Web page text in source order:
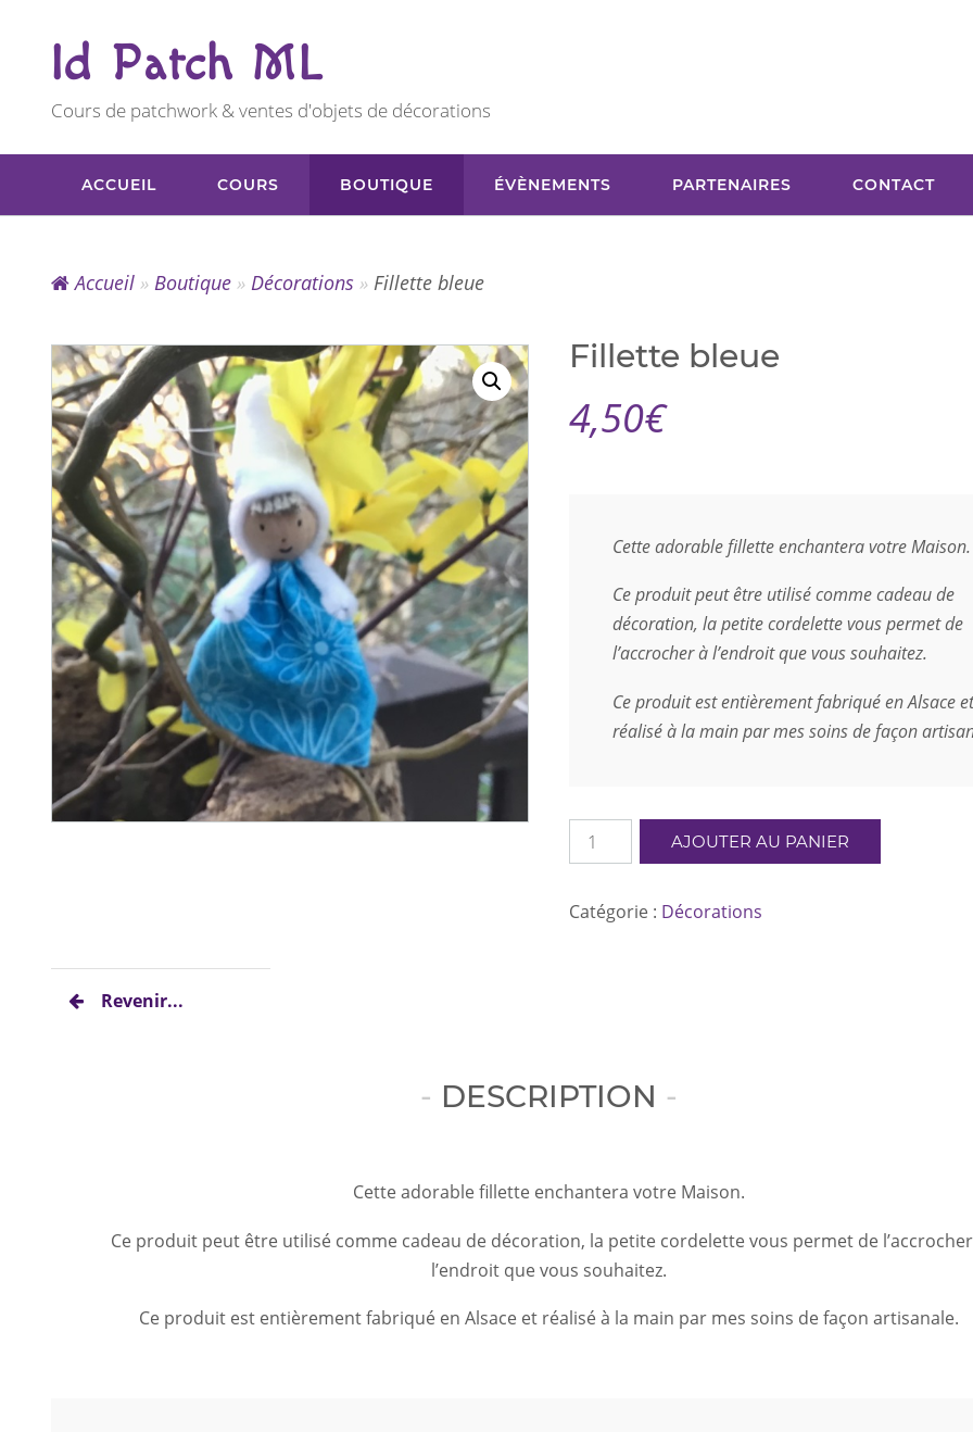
Id Patch ML
Cours de patchwork & ventes d'objets de décorations
ACCUEIL COURS BOUTIQUE ÉVÈNEMENTS PARTENAIRES CONTACT
Accueil » Boutique » Décorations » Fillette bleue
Fillette bleue
4,50€
Cette adorable fillette enchantera votre Maison.
Ce produit peut être utilisé comme cadeau de
décoration, la petite cordelette vous permet de
l’accrocher à l’endroit que vous souhaitez.
Ce produit est entièrement fabriqué en Alsace
réalisé à la main par mes soins de façon
quantité
de
bleue
AJOUTER AU PANIER
Catégorie : Décorations
Revenir...
DESCRIPTION
Cette adorable fillette enchantera votre Maison.
Ce produit peut être utilisé comme cadeau de décoration, la petite cordelette vous permet de
l’endroit que vous souhaitez.
Ce produit est entièrement fabriqué en Alsace et réalisé à la main par mes soins de façon artisanale.